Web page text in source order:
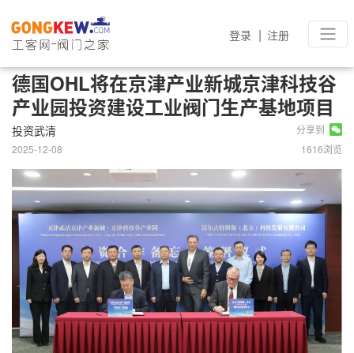
登录 | 注册
德国OHL将在京津产业新城京津科技谷
产业园投资建设工业阀门生产基地项目
投资武清
分享到
2025-12-08
1616浏览